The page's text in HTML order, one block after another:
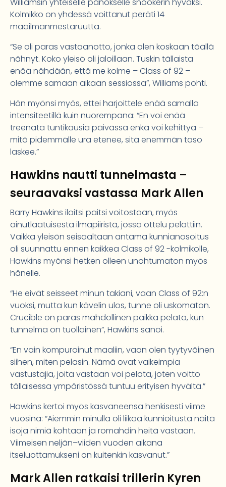
Williamsin yhteiselle panokselle snookerin hyväksi.
Kolmikko on yhdessä voittanut peräti 14
maailmanmestaruutta.
“Se oli paras vastaanotto, jonka olen koskaan täällä
nähnyt. Koko yleisö oli jaloillaan. Tuskin tällaista
enää nähdään, että me kolme – Class of 92 –
olemme samaan aikaan sessiossa”, Williams pohti.
Hän myönsi myös, ettei harjoittele enää samalla
intensiteetillä kuin nuorempana: “En voi enää
treenata tuntikausia päivässä enkä voi kehittyä –
mitä pidemmälle ura etenee, sitä enemmän taso
laskee.”
Hawkins nautti tunnelmasta –
seuraavaksi vastassa Mark Allen
Barry Hawkins iloitsi paitsi voitostaan, myös
ainutlaatuisesta ilmapiiristä, jossa ottelu pelattiin.
Vaikka yleisön seisaaltaan antama kunnianosoitus
oli suunnattu ennen kaikkea Class of 92 -kolmikolle,
Hawkins myönsi hetken olleen unohtumaton myös
hänelle.
“He eivät seisseet minun takiani, vaan Class of 92:n
vuoksi, mutta kun kävelin ulos, tunne oli uskomaton.
Crucible on paras mahdollinen paikka pelata, kun
tunnelma on tuollainen”, Hawkins sanoi.
“En vain kompuroinut maaliin, vaan olen tyytyväinen
siihen, miten pelasin. Nämä ovat vaikeimpia
vastustajia, joita vastaan voi pelata, joten voitto
tällaisessa ympäristössä tuntuu erityisen hyvältä.”
Hawkins kertoi myös kasvaneensa henkisesti viime
vuosina: “Aiemmin minulla oli liikaa kunnioitusta näitä
isoja nimiä kohtaan ja romahdin heitä vastaan.
Viimeisen neljän–viiden vuoden aikana
itseluottamukseni on kuitenkin kasvanut.”
Mark Allen ratkaisi trillerin Kyren